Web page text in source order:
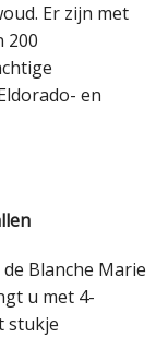
Er zijn met
200
en
Blanche Marie
u met 4-
stukje